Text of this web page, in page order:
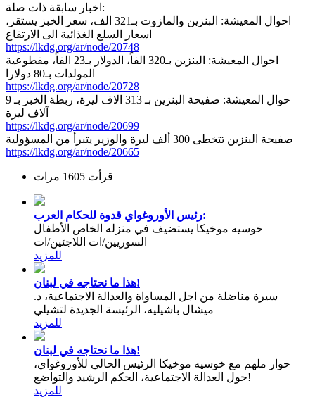
اخبار سابقة ذات صلة:
احوال المعيشة: البنزين والمازوت بـ321 الف، سعر الخبز يستقر،
اسعار السلع الغذائية الى الارتفاع
https://lkdg.org/ar/node/20748
احوال المعيشة: البنزين بـ320 الفاً، الدولار بـ23 الفاً، مقطوعية
المولدات بـ80 دولارا
https://lkdg.org/ar/node/20728
حوال المعيشة: صفيحة البنزين بـ 313 الاف ليرة، ربطة الخبز بـ 9
آلاف ليرة
https://lkdg.org/ar/node/20699
صفيحة البنزين تتخطى 300 ألف ليرة والوزير يتبرأ من المسؤولية
https://lkdg.org/ar/node/20665
قرأت 1605 مرات
رئيس الأوروغواي قدوة للحكام العرب:
خوسيه موخيكا يستضيف في منزله الخاص الأطفال
السوريين/ات اللاجئين/ات
للمزيد
هذا ما نحتاجه في لبنان!
سيرة مناضلة من اجل المساواة والعدالة الاجتماعية، د.
ميشال باشيليه، الرئيسة الجديدة لتشيلي
للمزيد
هذا ما نحتاجه في لبنان!
حوار ملهم مع خوسيه موخيكا الرئيس الحالي للأوروغواي،
حول العدالة الاجتماعية، الحكم الرشيد والتواضع!
للمزيد